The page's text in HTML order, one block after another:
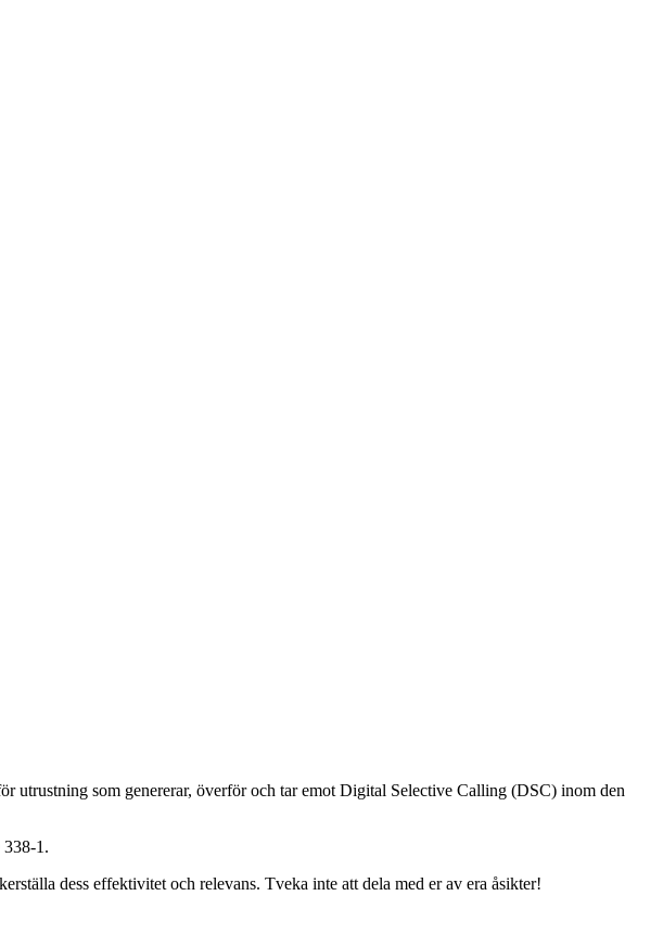
utrustning som genererar, överför och tar emot Digital Selective Calling (DSC) inom den
338-1.
dess effektivitet och relevans. Tveka inte att dela med er av era åsikter!